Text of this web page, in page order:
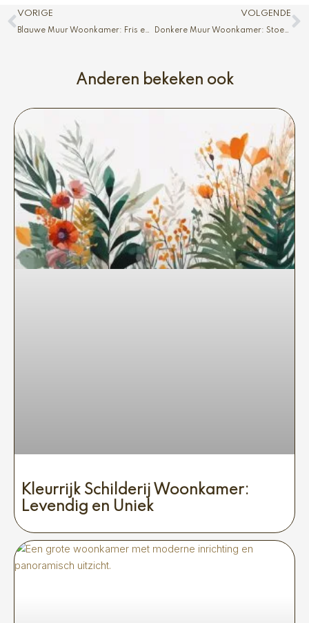
Vorige
VORIGE
Blauwe Muur Woonkamer: Fris en Stijlvol
VOLGENDE
Donkere Muur Woonkamer: Stoer en Chique
Anderen bekeken ook
Kleurrijk Schilderij Woonkamer:
Levendig en Uniek